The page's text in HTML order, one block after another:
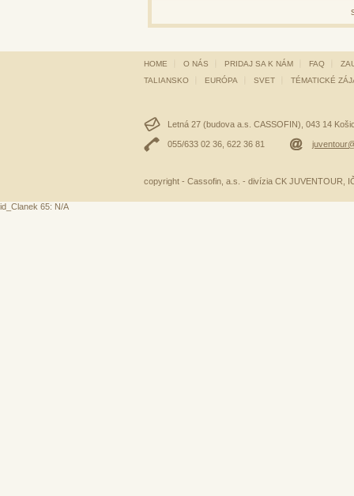
HOME O NÁS PRIDAJ SA K NÁM FAQ
TALIANSKO
EURÓPA SVET TÉMATICKÉ
Letná 27 (budova a.s. CASSOFIN), 043 14
055/633 02 36, 622 36 81
copyright - Cassofin, a.s. - divízia CK JUVENTOUR,
id_Clanek 65: N/A